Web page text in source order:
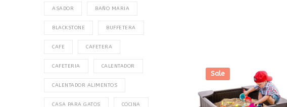
Sale
ASADOR BAÑO MARIA
BLACKSTONE BUFFETERA
CAFE CAFETERA
CAFETERIA CALENTADOR
CALENTADOR ALIMENTOS
CASA PARA GATOS COCINA